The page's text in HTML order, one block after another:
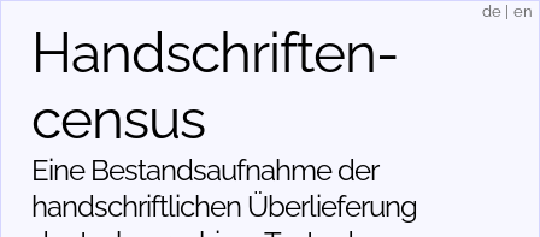
Handschriften­
census
Eine Bestandsaufnahme der
handschriftlichen Über­lieferung
de en